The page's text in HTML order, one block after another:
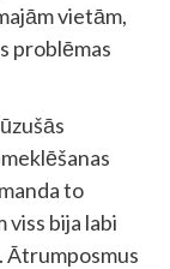
vietām,
problēmas
to
viss bija labi
Ātrumposmus